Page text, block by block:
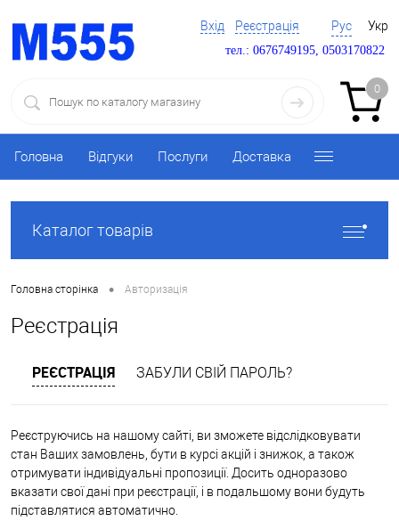
Вхід Реєстрація Рус Укр
тел.: 0676749195, 0503170822
0
Головна Відгуки Послуги Доставка
Каталог товарів
Головна сторінка • Авторизація
Реєстрація
РЕЄСТРАЦІЯ ЗАБУЛИ СВІЙ ПАРОЛЬ?
Реєструючись на нашому сайті, ви зможете відслідковувати
стан Ваших замовлень, бути в курсі акцій і знижок, а також
отримувати індивідуальні пропозиції. Досить одноразово
вказати свої дані при реєстрації, і в подальшому вони будуть
підставлятися автоматично.